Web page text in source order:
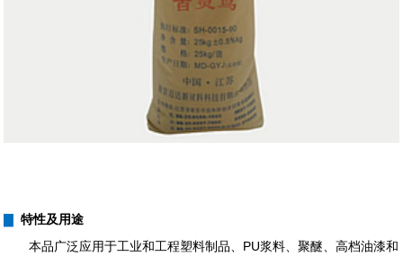
▇特性及用途
本品广泛应用于工业和工程塑料制品、PU浆料、聚醚、高档油漆和